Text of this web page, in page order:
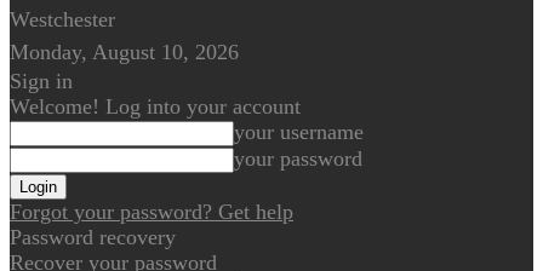
Westchester
Monday, August 10, 2026
Sign in
Welcome! Log into your account
your username
your password
Forgot your password? Get help
Password recovery
Recover your password